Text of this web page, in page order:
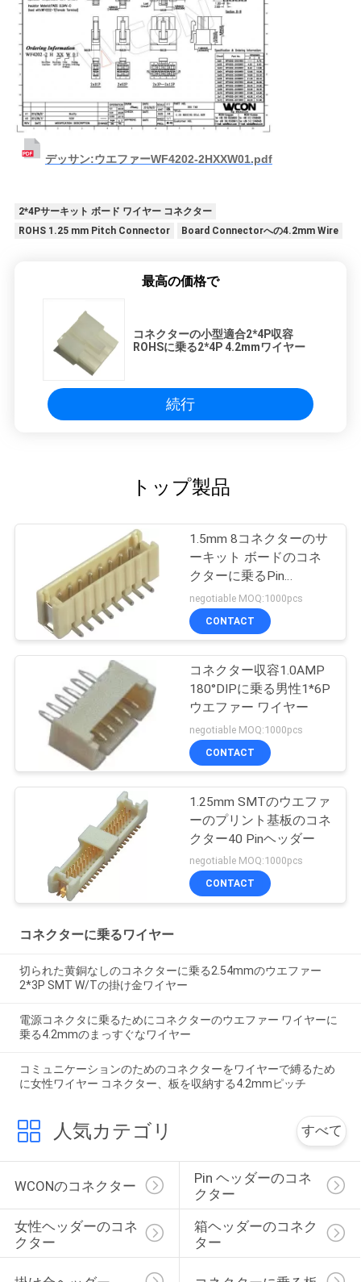
要
求
し
な
さ
地
PRIVACY
POLICY
デッサン:ウエファーWF4202-2HXXW01.pdf
2*4Pサーキット ボード ワイヤー コネクター
ROHS 1.25 mm Pitch Connector
Board Connectorへの4.2mm Wire
最高の価格で
コネクターの小型適合2*4P収容
ROHSに乗る2*4P 4.2mmワイヤー
続行
トップ製品
1.5mm 8コネクターのサ
ーキット ボードのコネ
クターに乗るPin
180°SMTワイヤー
negotiable MOQ:1000pcs
CONTACT
コネクター収容1.0AMP
180°DIPに乗る男性1*6P
ウエファー ワイヤー
negotiable MOQ:1000pcs
CONTACT
1.25mm SMTのウエファ
ーのプリント基板のコネ
クター40 Pinヘッダー
negotiable MOQ:1000pcs
CONTACT
コネクターに乗るワイヤー
切られた黄銅なしのコネクターに乗る2.54mmのウエファー
2*3P SMT W/Tの掛け金ワイヤー
電源コネクタに乗るためにコネクターのウエファー ワイヤーに
乗る4.2mmのまっすぐなワイヤー
コミュニケーションのためのコネクターをワイヤーで縛るため
に女性ワイヤー コネクター、板を収納する4.2mmピッチ
人気カテゴリ すべて
WCONのコネクター
Pin ヘッダーのコネ
クター
女性ヘッダーのコネ
クター
箱ヘッダーのコネク
ター